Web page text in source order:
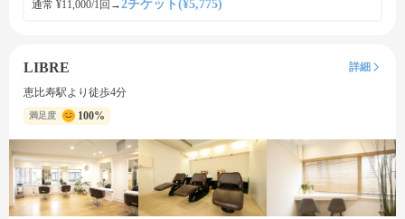
通常 ¥11,000/1回 →2チケット(¥5,775)
LIBRE
詳細
恵比寿駅より徒歩4分
満足度 100%